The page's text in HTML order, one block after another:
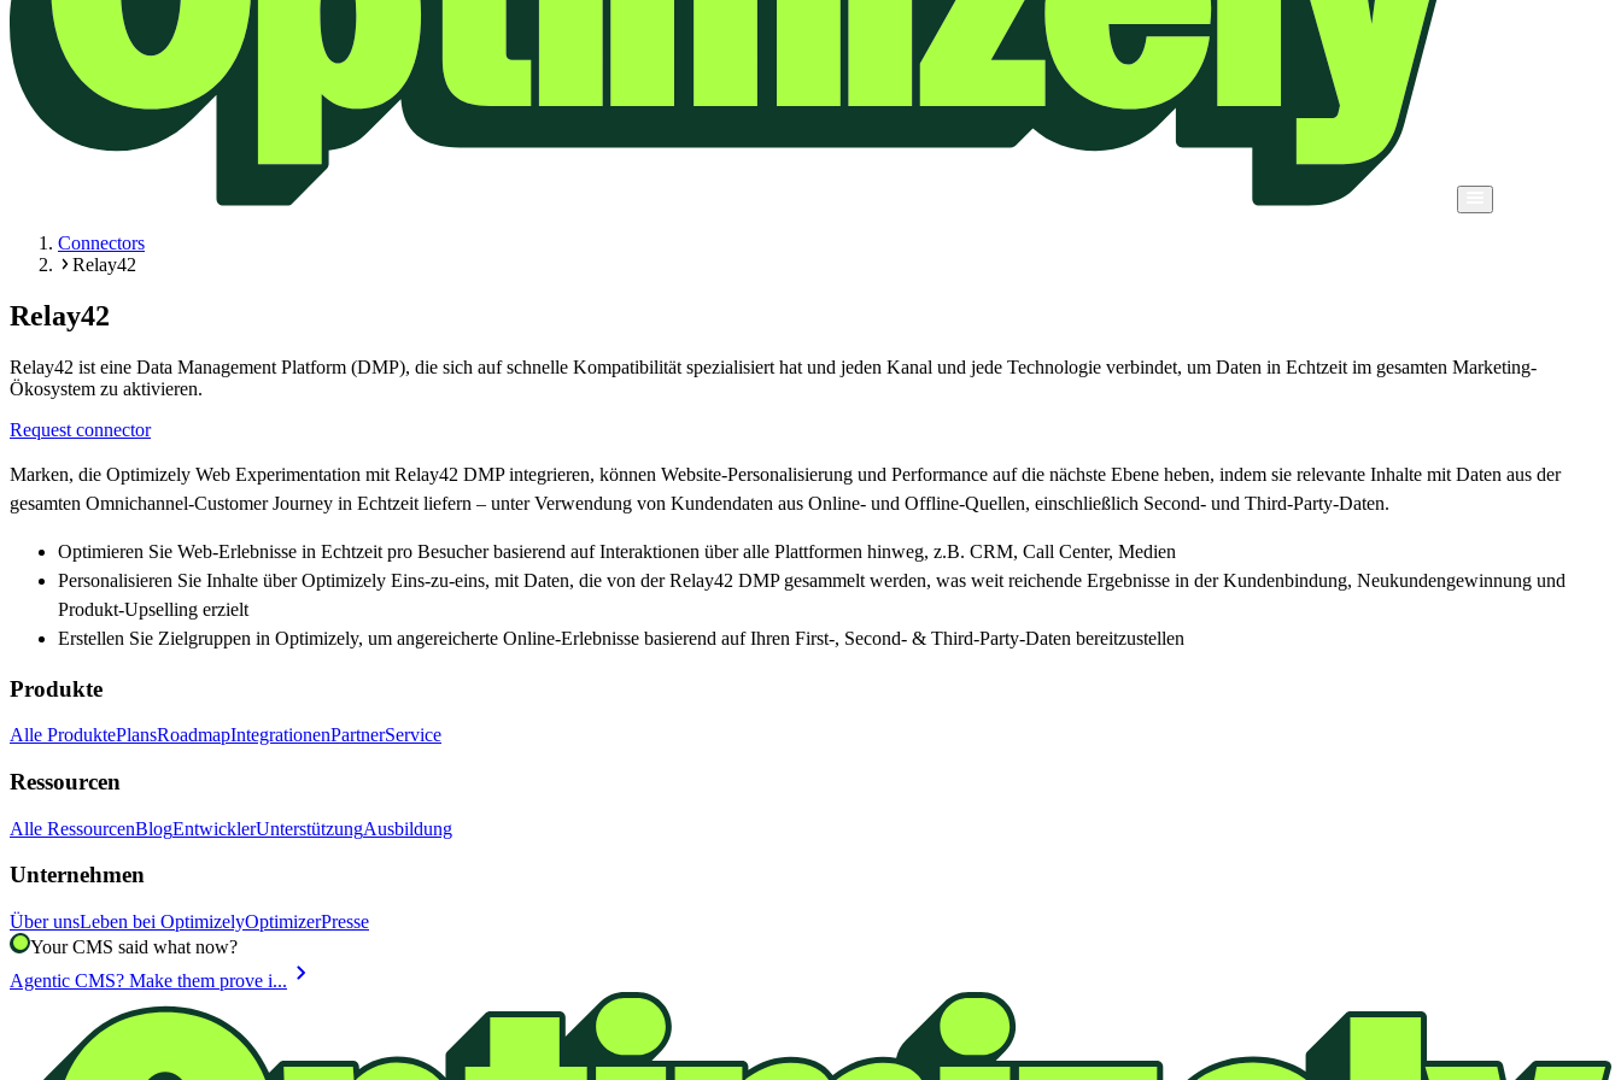
Connectors
Relay42
Relay42
Relay42 ist eine Data Management Platform (DMP), die sich auf schnelle Kompatibilität spezialisiert hat und jeden Kanal und jede Technologie verbindet, um Daten in Echtzeit im gesamten Marketing-
Ökosystem zu aktivieren.
Request connector
Marken, die Optimizely Web Experimentation mit Relay42 DMP integrieren, können Website-Personalisierung und Performance auf die nächste Ebene heben, indem sie relevante Inhalte mit Daten aus der
gesamten Omnichannel-Customer Journey in Echtzeit liefern – unter Verwendung von Kundendaten aus Online- und Offline-Quellen, einschließlich Second- und Third-Party-Daten.
Optimieren Sie Web-Erlebnisse in Echtzeit pro Besucher basierend auf Interaktionen über alle Plattformen hinweg, z.B. CRM, Call Center, Medien
Personalisieren Sie Inhalte über Optimizely Eins-zu-eins, mit Daten, die von der Relay42 DMP gesammelt werden, was weit reichende Ergebnisse in der Kundenbindung, Neukundengewinnung und
Produkt-Upselling erzielt
Erstellen Sie Zielgruppen in Optimizely, um angereicherte Online-Erlebnisse basierend auf Ihren First-, Second- & Third-Party-Daten bereitzustellen
Produkte
Alle ProduktePlansRoadmapIntegrationenPartnerService
Ressourcen
Alle RessourcenBlogEntwicklerUnterstützungAusbildung
Unternehmen
Über unsLeben bei OptimizelyOptimizerPresse
Your CMS said what now?
Agentic CMS? Make them prove i... chevron_right